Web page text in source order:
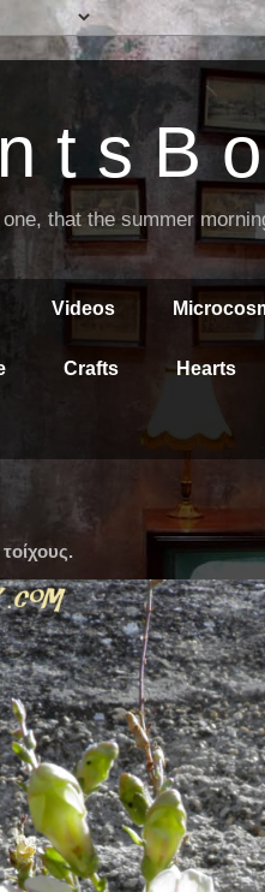
t s B
that the summer
Videos
Crafts Hearts